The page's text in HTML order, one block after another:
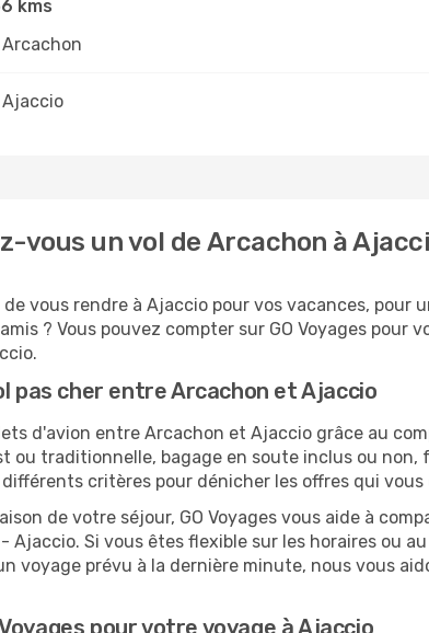
kms
vous un vol de Arcachon à
de vous rendre à Ajaccio pour vos vacances,
? Vous pouvez compter sur GO Voyages
pas cher entre Arcachon et Ajaccio
d'avion entre Arcachon et Ajaccio grâce au
ou traditionnelle, bagage en soute inclus ou
critères pour dénicher les offres qui
de votre séjour, GO Voyages vous aide à
Ajaccio. Si vous êtes flexible sur les horaires ou
voyage prévu à la dernière minute, nous vous
pour votre voyage à Ajaccio